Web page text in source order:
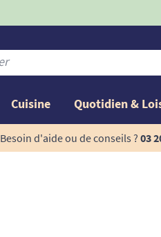
Cuisine Quotidien &
Besoin d'aide ou de conseils ? 03